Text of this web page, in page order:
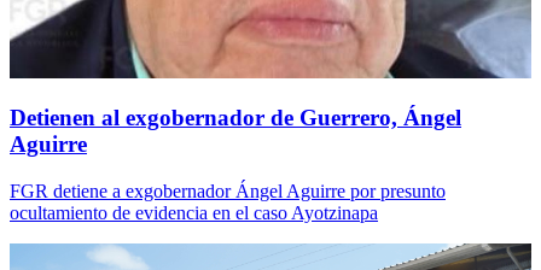
Detienen al exgobernador de Guerrero, Ángel
Aguirre
FGR detiene a exgobernador Ángel Aguirre por presunto
ocultamiento de evidencia en el caso Ayotzinapa